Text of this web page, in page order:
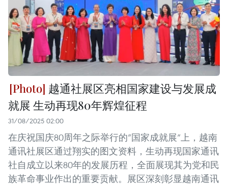
越通社展区亮相国家建设与发展成
就展 生动再现80年辉煌征程
31/08/2025 02:00
在庆祝国庆80周年之际举行的“国家成就展”上，越南
通讯社展区通过翔实的图文资料，生动再现国家通讯
社自成立以来80年的发展历程，全面展现其为党和民
族革命事业作出的重要贡献。展区深刻彰显越南通讯